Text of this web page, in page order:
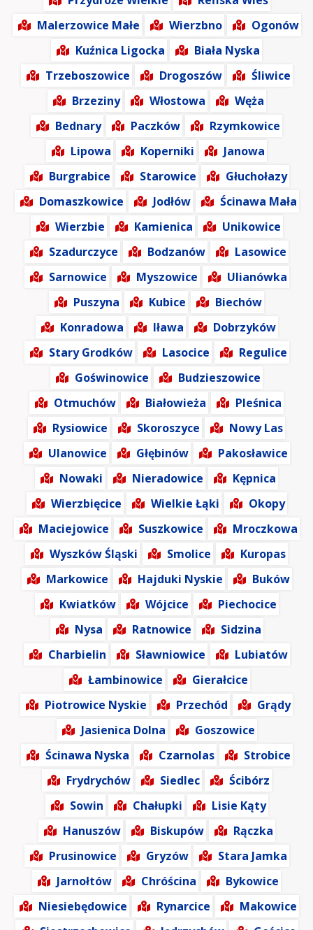
Malerzowice Małe
Wierzbno
Ogonów
Kuźnica Ligocka
Biała Nyska
Trzeboszowice
Drogoszów
Śliwice
Brzeziny
Włostowa
Węża
Bednary
Paczków
Rzymkowice
Lipowa
Koperniki
Janowa
Burgrabice
Starowice
Głuchołazy
Domaszkowice
Jodłów
Ścinawa Mała
Wierzbie
Kamienica
Unikowice
Szadurczyce
Bodzanów
Lasowice
Sarnowice
Myszowice
Ulianówka
Puszyna
Kubice
Biechów
Konradowa
Iława
Dobrzyków
Stary Grodków
Lasocice
Regulice
Goświnowice
Budzieszowice
Otmuchów
Białowieża
Pleśnica
Rysiowice
Skoroszyce
Nowy Las
Ulanowice
Głębinów
Pakosławice
Nowaki
Nieradowice
Kępnica
Wierzbięcice
Wielkie Łąki
Okopy
Maciejowice
Suszkowice
Mroczkowa
Wyszków Śląski
Smolice
Kuropas
Markowice
Hajduki Nyskie
Buków
Kwiatków
Wójcice
Piechocice
Nysa
Ratnowice
Sidzina
Charbielin
Sławniowice
Lubiatów
Łambinowice
Gierałcice
Piotrowice Nyskie
Przechód
Grądy
Jasienica Dolna
Goszowice
Ścinawa Nyska
Czarnolas
Strobice
Frydrychów
Siedlec
Ścibórz
Sowin
Chałupki
Lisie Kąty
Hanuszów
Biskupów
Rączka
Prusinowice
Gryzów
Stara Jamka
Jarnołtów
Chróścina
Bykowice
Niesiebędowice
Rynarcice
Makowice